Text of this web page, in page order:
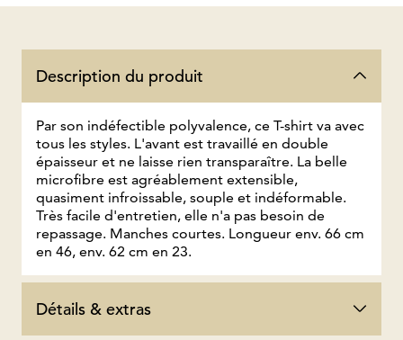
Description du produit
Par son indéfectible polyvalence, ce T-shirt va avec
tous les styles. L'avant est travaillé en double
épaisseur et ne laisse rien transparaître. La belle
microfibre est agréablement extensible,
quasiment infroissable, souple et indéformable.
Très facile d'entretien, elle n'a pas besoin de
repassage. Manches courtes. Longueur env. 66 cm
en 46, env. 62 cm en 23.
Détails & extras